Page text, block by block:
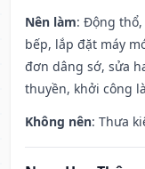
Nên làm: Động
bếp, lắp đặt máy
đơn dâng sớ, sửa
thuyền, khởi công
Không nên: Thưa